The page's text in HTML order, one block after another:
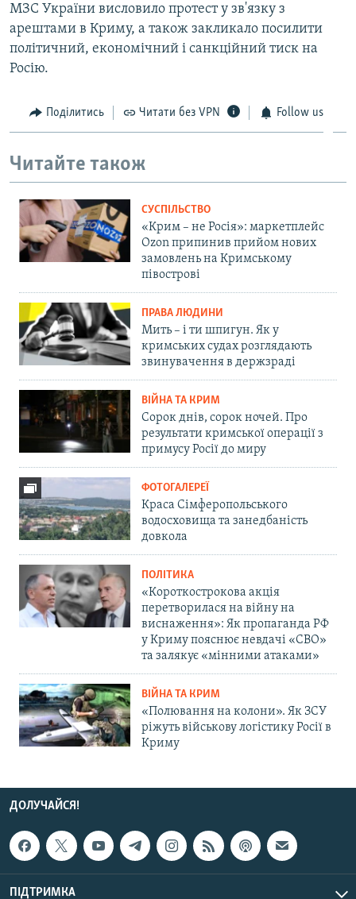
МЗС України висловило протест у зв'язку з
арештами в Криму, а також закликало посилити
політичний, економічний і санкційний тиск на
Росію.
Поділитись Читати без VPN Follow us
Читайте також
СУСПІЛЬСТВО
«Крим – не Росія»: маркетплейс
Ozon припинив прийом нових
замовлень на Кримському
півострові
ПРАВА ЛЮДИНИ
Мить – і ти шпигун. Як у
кримських судах розглядають
звинувачення в держзраді
ВІЙНА ТА КРИМ
Сорок днів, сорок ночей. Про
результати кримської операції з
примусу Росії до миру
ФОТОГАЛЕРЕЇ
Краса Сімферопольського
водосховища та занедбаність
довкола
ПОЛІТИКА
«Короткострокова акція
перетворилася на війну на
виснаження»: Як пропаганда РФ
у Криму пояснює невдачі «СВО»
та залякує «мінними атаками»
ВІЙНА ТА КРИМ
«Полювання на колони». Як ЗСУ
ріжуть військову логістику Росії в
Криму
ДОЛУЧАЙСЯ!
ПІДТРИМКА